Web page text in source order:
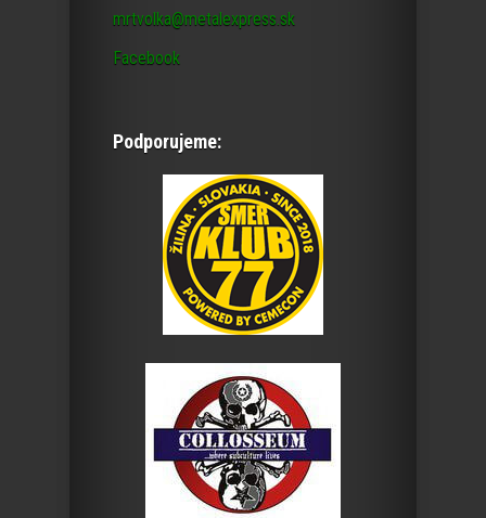
mrtvolka@metalexpress.sk
Facebook
Podporujeme: